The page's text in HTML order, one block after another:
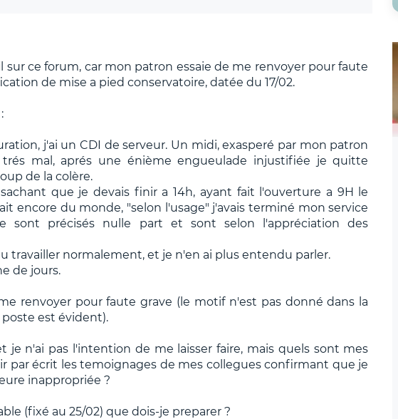
sur ce forum, car mon patron essaie de me renvoyer pour faute
de mise a pied conservatoire, datée du 17/02.
j'ai un CDI de serveur. Un midi, exasperé par mon patron
mal, aprés une énième engueulade injustifiée je quitte
de la colère.
que je devais finir a 14h, ayant fait l'ouverture a 9H le
encore du monde, "selon l'usage" j'avais terminé mon service
sont précisés nulle part et sont selon l'appréciation des
travailler normalement, et je n'en ai plus entendu parler.
de jours.
renvoyer pour faute grave (le motif n'est pas donné dans la
est évident).
je n'ai pas l'intention de me laisser faire, mais quels sont mes
par écrit les temoignages de mes collegues confirmant que je
inappropriée ?
(fixé au 25/02) que dois-je preparer ?